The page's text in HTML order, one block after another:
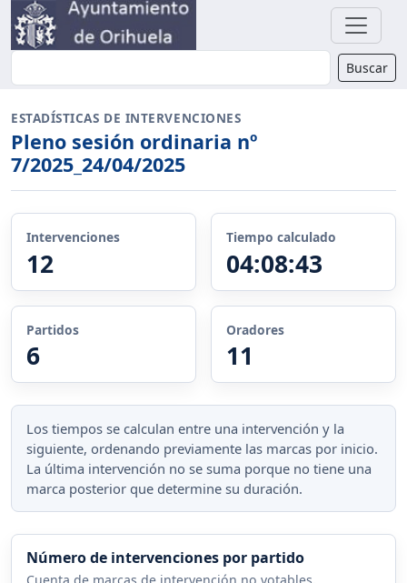
Buscador Buscar
ESTADÍSTICAS DE INTERVENCIONES
Pleno sesión ordinaria nº
7/2025_24/04/2025
Intervenciones
12
Tiempo calculado
04:08:43
Partidos
6
Oradores
11
Los tiempos se calculan entre una intervención y la
siguiente, ordenando previamente las marcas por inicio.
La última intervención no se suma porque no tiene una
marca posterior que determine su duración.
Número de intervenciones por partido
Cuenta de marcas de intervención no votables.